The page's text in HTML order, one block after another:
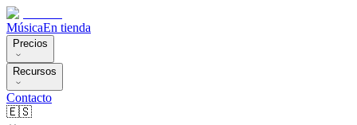
MúsicaEn tienda
Precios
Recursos
Contacto
🇪🇸